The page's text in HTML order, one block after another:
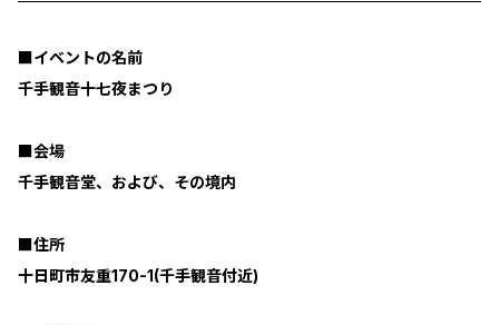
■イベントの名前
千手観音十七夜まつり
■会場
千手観音堂、および、その境内
■住所
十日町市友重170-1(千手観音付近)